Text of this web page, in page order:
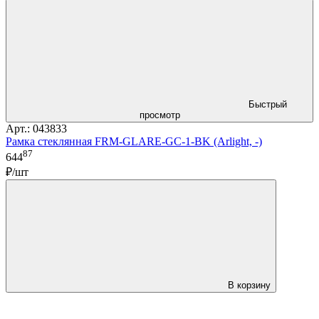
Быстрый
просмотр
Арт.: 043833
Рамка стеклянная FRM-GLARE-GC-1-BK (Arlight, -)
64487
₽/шт
В корзину